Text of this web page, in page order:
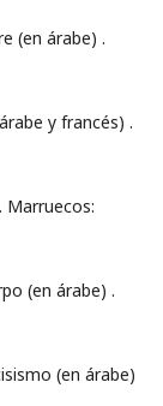
(en árabe) .
y francés) .
Marruecos:
(en árabe) .
(en árabe)